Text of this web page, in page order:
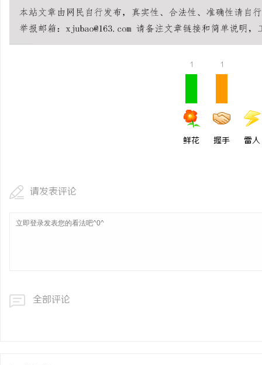
1
鲜花
1
握手 雷人
请发表评论
全部评论